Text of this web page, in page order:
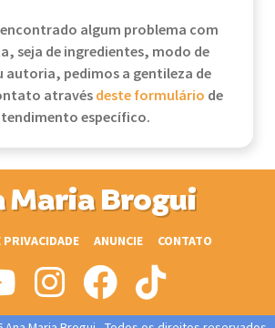
algum problema com
seja de ingredientes, modo de
autoria, pedimos a gentileza de
atravésdeste formulário de
específico.
Maria Brogui
ANUNCIE CONTATO